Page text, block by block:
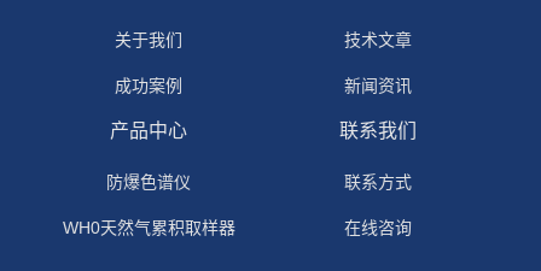
关于我们
成功案例
技术文章
新闻资讯
产品中心
防爆色谱仪
WH0天然气累积取样器
联系我们
联系方式
在线咨询